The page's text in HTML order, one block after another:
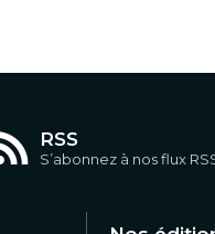
RSS
S’abonnez à nos flux